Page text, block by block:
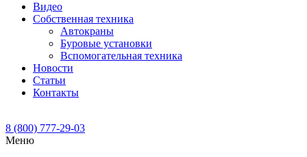
Видео
Собственная техника
Автокраны
Буровые установки
Вспомогательная техника
Новости
Статьи
Контакты
8 (800) 777-29-03
Меню